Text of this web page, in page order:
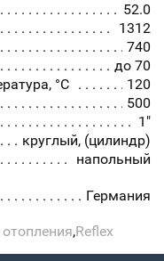
52.0
1312
740
до 70
°C
120
500
1"
круглый, (цилиндр)
напольный
Германия
,Reflex